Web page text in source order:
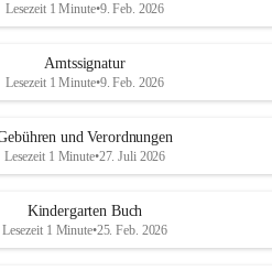
Lesezeit 1 Minute•9. Feb. 2026
Amtssignatur
Lesezeit 1 Minute•9. Feb. 2026
und Verordnungen
Lesezeit 1 Minute•27. Juli 2026
Kindergarten Buch
Lesezeit 1 Minute•25. Feb. 2026